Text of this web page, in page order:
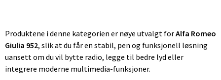
Produktene i denne kategorien er nøye utvalgt forAlfa Romeo
Giulia 952, slik at du får en stabil, pen og funksjonell løsning
uansett om du vil bytte radio, legge til bedre lyd eller
integrere moderne multimedia-funksjoner.